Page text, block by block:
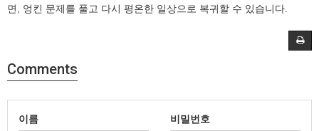
면, 엉킨 문제를 풀고 다시 평온한 일상으로 복귀할 수 있습니다.
Comments
이름 비밀번호